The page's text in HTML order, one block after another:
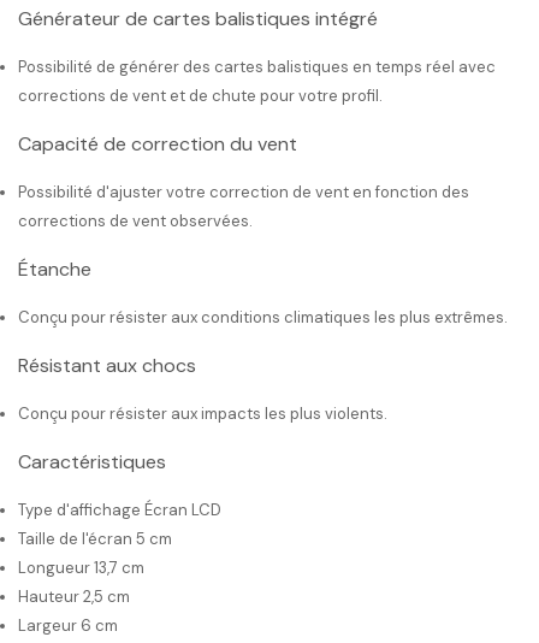
Générateur de cartes balistiques intégré
Possibilité de générer des cartes balistiques en temps réel avec
corrections de vent et de chute pour votre profil.
Capacité de correction du vent
Possibilité d'ajuster votre correction de vent en fonction des
corrections de vent observées.
Étanche
Conçu pour résister aux conditions climatiques les plus extrêmes.
Résistant aux chocs
Conçu pour résister aux impacts les plus violents.
Caractéristiques
Type d'affichage Écran LCD
Taille de l'écran 5 cm
Longueur 13,7 cm
Hauteur 2,5 cm
Largeur 6 cm